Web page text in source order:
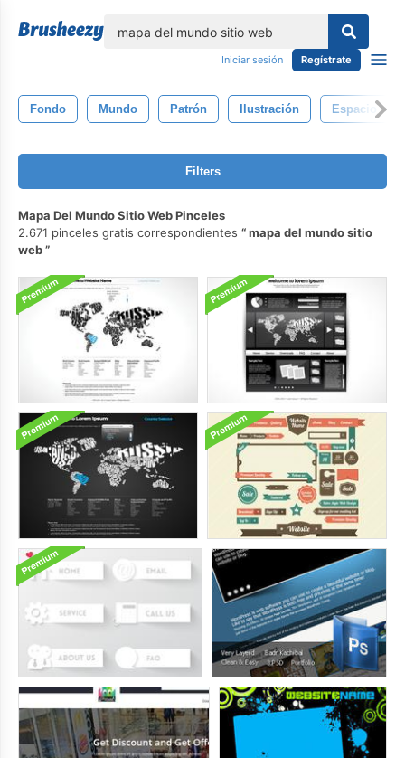
Iniciar sesión Regístrate
Fondo Mundo Patrón Ilustración Espacio
Filters
Mapa Del Mundo Sitio Web Pinceles
2.671 pinceles gratis correspondientes
mapa del mundo sitio
web